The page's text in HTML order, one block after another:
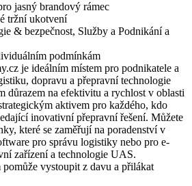
jasný brandový rámec
tržní ukotvení
& bezpečnost, Služby a Podnikání a
podmínkám
je ideálním místem pro podnikatele a
dopravu a přepravní technologie
důrazem na efektivitu a rychlost v oblasti
aktivem pro každého, kdo
inovativní přepravní řešení. Můžete
které se zaměřují na poradenství v
pro správu logistiky nebo pro e-
zařízení a technologie UAS.
pomůže vystoupit z davu a přilákat